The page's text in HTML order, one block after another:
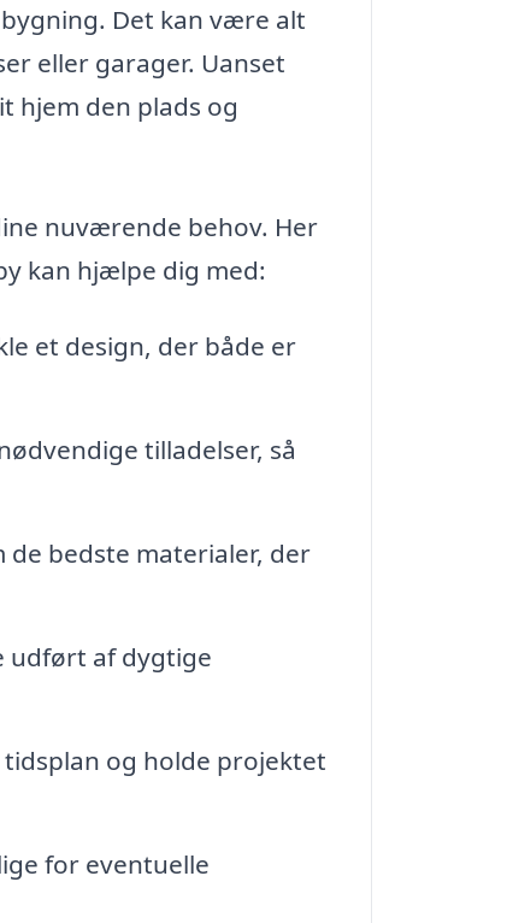
Det kan være alt
eller garager. Uanset
hjem den plads og
nuværende behov. Her
kan hjælpe dig med:
et design, der både er
tilladelser, så
de bedste materialer, der
udført af dygtige
og holde projektet
for eventuelle